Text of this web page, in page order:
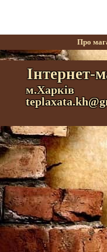
Про
Інтернет-
м.Харків